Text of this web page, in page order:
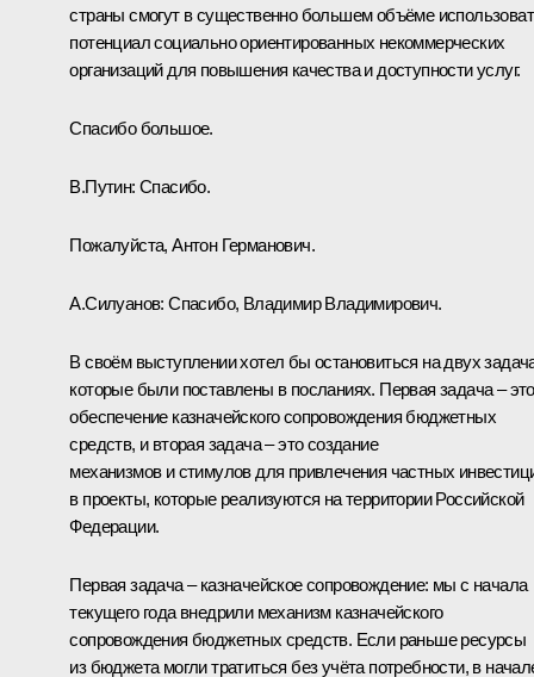
страны смогут в существенно большем объёме
потенциал социально ориентированных некоммерческих
организаций для повышения качества и доступности услуг.
Спасибо большое.
В.Путин: Спасибо.
Пожалуйста, Антон Германович.
А.Силуанов: Спасибо, Владимир Владимирович.
В своём выступлении хотел бы остановиться на двух
которые были поставлены в посланиях. Первая задача – это
обеспечение казначейского сопровождения бюджетных
средств, и вторая задача – это создание
механизмов и стимулов для привлечения частных
в проекты, которые реализуются на территории Российской
Федерации.
Первая задача – казначейское сопровождение: мы с начала
текущего года внедрили механизм казначейского
сопровождения бюджетных средств. Если раньше ресурсы
из бюджета могли тратиться без учёта потребности, в